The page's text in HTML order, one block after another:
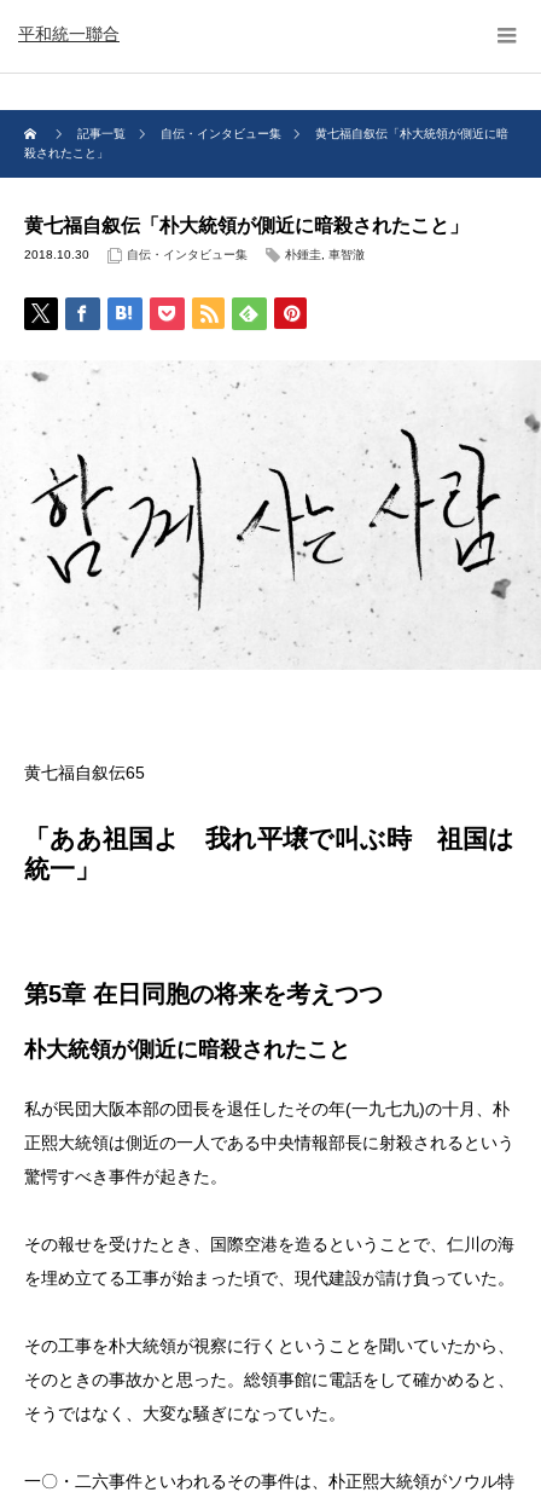
平和統一聯合
記事一覧 自伝・インタビュー集
黄七福自叙伝「朴大統領が側近に暗
殺されたこと」
黄七福自叙伝「朴大統領が側近に暗殺されたこと」
2018.10.30 自伝・インタビュー集 朴鍾圭 車智澈
黄七福自叙伝65
「ああ祖国よ 我れ平壌で叫ぶ時 祖国は
統一」
第5章 在日同胞の将来を考えつつ
朴大統領が側近に暗殺されたこと
私が民団大阪本部の団長を退任したその年(一九七九)の十月、朴
正熙大統領は側近の一人である中央情報部長に射殺されるという
驚愕すべき事件が起きた。
その報せを受けたとき、国際空港を造るということで、仁川の海
を埋め立てる工事が始まった頃で、現代建設が請け負っていた。
その工事を朴大統領が視察に行くということを聞いていたから、
そのときの事故かと思った。総領事館に電話をして確かめると、
そうではなく、大変な騒ぎになっていた。
一〇・二六事件といわれるその事件は、朴正熙大統領がソウル特